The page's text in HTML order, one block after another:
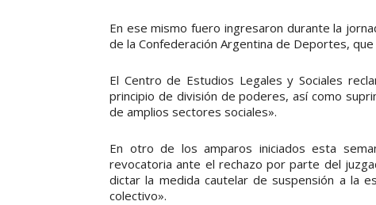
En ese mismo fuero ingresaron durante la
de la Confederación Argentina de Deportes,
El Centro de Estudios Legales y Sociales
principio de división de poderes, así como
de amplios sectores sociales».
En otro de los amparos iniciados esta
revocatoria ante el rechazo por parte del
dictar la medida cautelar de suspensión a la
colectivo».